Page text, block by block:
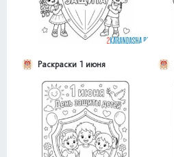
Раскраски 1 июня